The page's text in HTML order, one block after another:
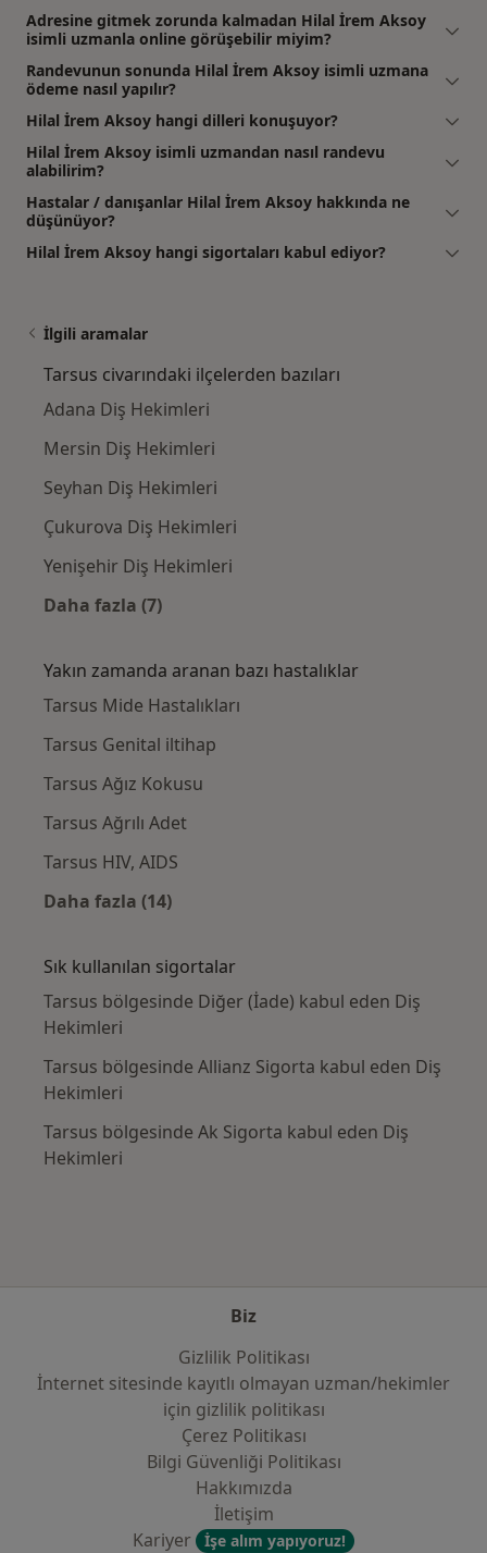
Adresine gitmek zorunda kalmadan Hilal İrem Aksoy
isimli uzmanla online görüşebilir miyim?
Randevunun sonunda Hilal İrem Aksoy isimli uzmana
ödeme nasıl yapılır?
Hilal İrem Aksoy hangi dilleri konuşuyor?
Hilal İrem Aksoy isimli uzmandan nasıl randevu
alabilirim?
Hastalar / danışanlar Hilal İrem Aksoy hakkında ne
düşünüyor?
Hilal İrem Aksoy hangi sigortaları kabul ediyor?
İlgili aramalar
Tarsus civarındaki ilçelerden bazıları
Adana Diş Hekimleri
Mersin Diş Hekimleri
Seyhan Diş Hekimleri
Çukurova Diş Hekimleri
Yenişehir Diş Hekimleri
Daha fazla (7)
Yakın zamanda aranan bazı hastalıklar
Tarsus Mide Hastalıkları
Tarsus Genital iltihap
Tarsus Ağız Kokusu
Tarsus Ağrılı Adet
Tarsus HIV, AIDS
Daha fazla (14)
Sık kullanılan sigortalar
Tarsus bölgesinde Diğer (İade) kabul eden Diş
Hekimleri
Tarsus bölgesinde Allianz Sigorta kabul eden Diş
Hekimleri
Tarsus bölgesinde Ak Sigorta kabul eden Diş
Hekimleri
Biz
Gizlilik Politikası
İnternet sitesinde kayıtlı olmayan uzman/hekimler
i̇çin gizlilik politikası
Çerez Politikası
Bilgi Güvenliği Politikası
Hakkımızda
İletişim
Kariyer
İşe alım yapıyoruz!